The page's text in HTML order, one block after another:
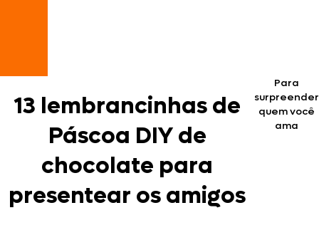
13 lembrancinhas de
Páscoa DIY de
chocolate para
presentear os amigos
Para
surpreender
quem você
ama